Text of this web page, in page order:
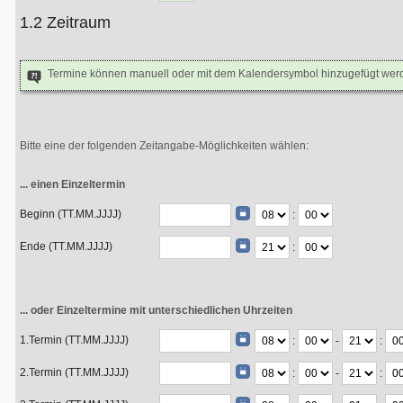
1.2 Zeitraum
Termine können manuell oder mit dem Kalendersymbol hinzugefügt
Bitte eine der folgenden Zeitangabe-Möglichkeiten wählen:
... einen Einzeltermin
Beginn (TT.MM.JJJJ) :
Ende (TT.MM.JJJJ) :
... oder Einzeltermine mit unterschiedlichen Uhrzeiten
1.Termin (TT.MM.JJJJ) : - :
2.Termin (TT.MM.JJJJ) : - :